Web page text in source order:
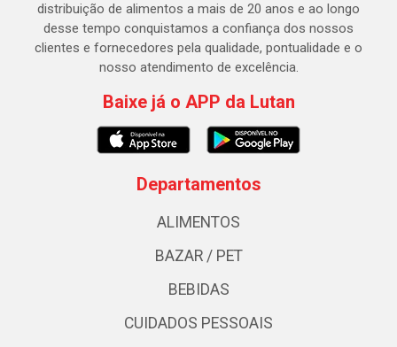
distribuição de alimentos a mais de 20 anos e ao longo
desse tempo conquistamos a confiança dos nossos
clientes e fornecedores pela qualidade, pontualidade e o
nosso atendimento de excelência.
Baixe já o APP da Lutan
Departamentos
ALIMENTOS
BAZAR / PET
BEBIDAS
CUIDADOS PESSOAIS